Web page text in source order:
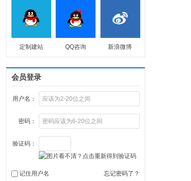
定制建站 QQ咨询 新浪微博
会员登录
用户名：
密码：
验证码：
记住用户名 忘记密码了？